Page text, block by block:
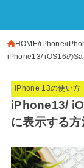
HOME iPhone
iPhone13/ iOS16の
iPhone 13の使い方
iPhone13/
に表示する方